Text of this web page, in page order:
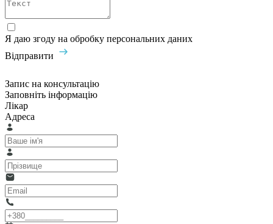
Я даю згоду на обробку персональних даних
Відправити
Запис на консультацію
Заповніть інформацію
Лікар
Адреса